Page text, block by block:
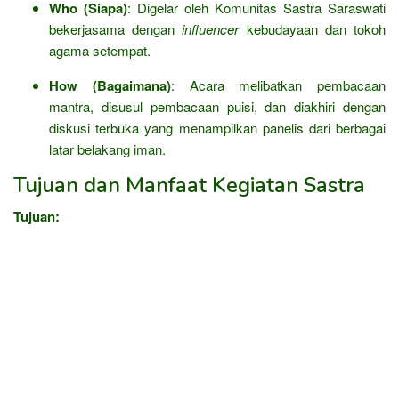
Who (Siapa): Digelar oleh Komunitas Sastra Saraswati
bekerjasama denganinfluencerkebudayaan dan tokoh
agama setempat.
How (Bagaimana): Acara melibatkan pembacaan
mantra, disusul pembacaan puisi, dan diakhiri dengan
diskusi terbuka yang menampilkan panelis dari berbagai
latar belakang iman.
Tujuan dan Manfaat Kegiatan Sastra
Tujuan: